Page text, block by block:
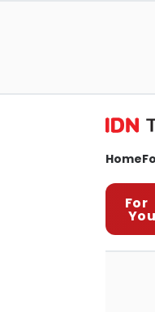
Home
For
You